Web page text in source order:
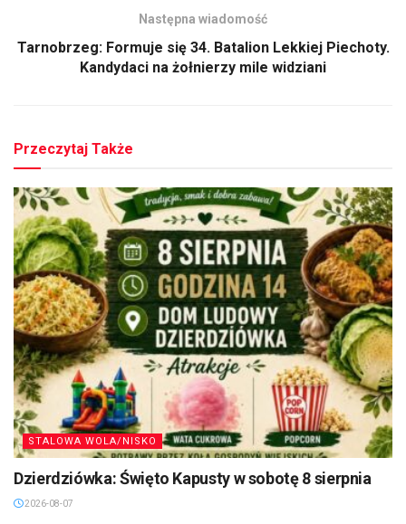
Następna wiadomość
Tarnobrzeg: Formuje się 34. Batalion Lekkiej Piechoty.
Kandydaci na żołnierzy mile widziani
Przeczytaj Także
STALOWA WOLA/NISKO
Dzierdziówka: Święto Kapusty w sobotę 8 sierpnia
2026-08-07